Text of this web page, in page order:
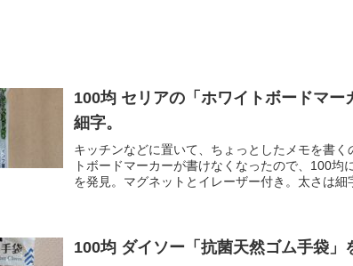
100均 セリアの「ホワイトボードマ
細字。
キッチンなどに置いて、ちょっとしたメモを書
トボードマーカーが書けなくなったので、100
を発見。マグネットとイレーザー付き。太さは細
100均 ダイソー「抗菌天然ゴム手袋」